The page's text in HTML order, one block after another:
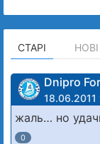
СТАРІ НОВІ
Dnipro
18.06.2011
жаль… но
0